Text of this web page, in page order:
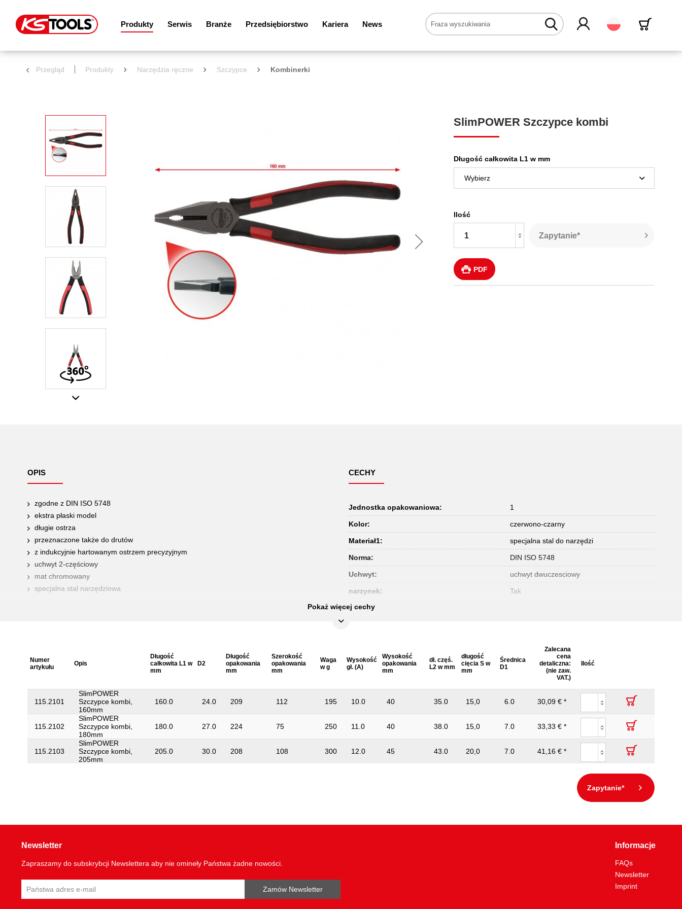
Produkty Serwis Branże Przedsiębiorstwo Kariera News Polski
Przegląd Produkty Narzędzia ręczne Szczypce Kombinerki
SlimPOWER Szczypce kombi
Długość całkowita L1 w mm
Ilość
Zapytanie*
PDF
OPIS
zgodne z DIN ISO 5748
ekstra płaski model
długie ostrza
przeznaczone także do drutów
z indukcyjnie hartowanym ostrzem precyzyjnym
uchwyt 2-częściowy
mat chromowany
specjalna stal narzędziowa
CECHY
Jednostka opakowaniowa: 1
Kolor: czerwono-czarny
Materiał1: specjalna stal do narzędzi
Norma: DIN ISO 5748
Uchwyt: uchwyt dwuczesciowy
narzynek:
Tak
Pokaż więcej cechy
Numer
artykułu
Opis
Długość
całkowita L1 w
mm
D2
Długość
opakowania
mm
Szerokość
opakowania
mm
Waga
w g
Wysokość
gł. (A)
Wysokość
opakowania
mm
dł. częś.
L2 w mm
długość
cięcia S w
mm
Średnica
D1
Zalecana
cena
detaliczna:
(nie zaw.
VAT.)
Ilość
115.2101
SlimPOWER
Szczypce kombi,
160mm
160.0 24.0 209 112 195 10.0 40 35.0 15,0 6.0 30,09 € *
115.2102
SlimPOWER
Szczypce kombi,
180mm
180.0 27.0 224 75 250 11.0 40 38.0 15,0 7.0 33,33 € *
115.2103
SlimPOWER
Szczypce kombi,
205mm
205.0 30.0 208 108 300 12.0 45 43.0 20,0 7.0 41,16 € *
Zapytanie*
Newsletter
Zapraszamy do subskrybcji Newslettera aby nie omineły Państwa żadne nowości.
Zamów Newsletter
Informacje
FAQs
Newsletter
Imprint